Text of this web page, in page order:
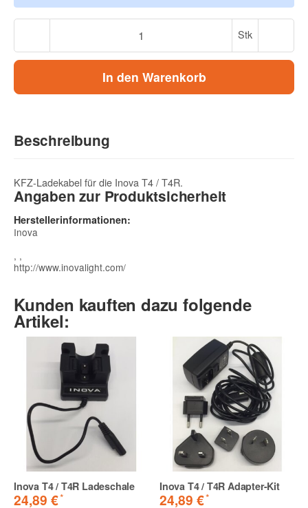
Stk
In den Warenkorb
Beschreibung
KFZ-Ladekabel für die Inova T4 / T4R.
Angaben zur Produktsicherheit
Herstellerinformationen:
Inova
, ,
http://www.inovalight.com/
Kunden kauften dazu folgende
Artikel:
Inova T4 / T4R Ladeschale
24,89 €*
Inova T4 / T4R Adapter-Kit
24,89 €*